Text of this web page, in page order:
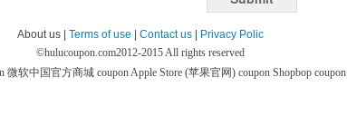
About us | Terms of use Contact us
Privacy Polic
©hulucoupon.com2012-2015 All rights reserved
微软中国官方商城 couponApple Store (苹果官网) coupon Shopbop coupon